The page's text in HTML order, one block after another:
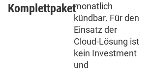
Komplettpaketmonatlich
kündbar. Für den
Einsatz der
Cloud-Lösung ist
kein Investment
und